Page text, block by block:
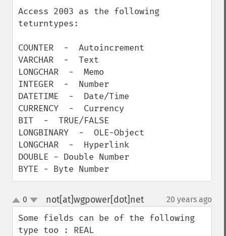
Access 2003 as the following
teturntypes:
COUNTER  -  Autoincrement
VARCHAR  -  Text
LONGCHAR  -  Memo
INTEGER  -  Number
DATETIME  -  Date/Time
CURRENCY  -  Currency
BIT  -  TRUE/FALSE
LONGBINARY  -  OLE-Object
LONGCHAR  -  Hyperlink
DOUBLE - Double Number
BYTE - Byte Number
up
down
0 not[at]wgpower[dot]net¶ 20 years ago
Some fields can be of the following
type too : REAL